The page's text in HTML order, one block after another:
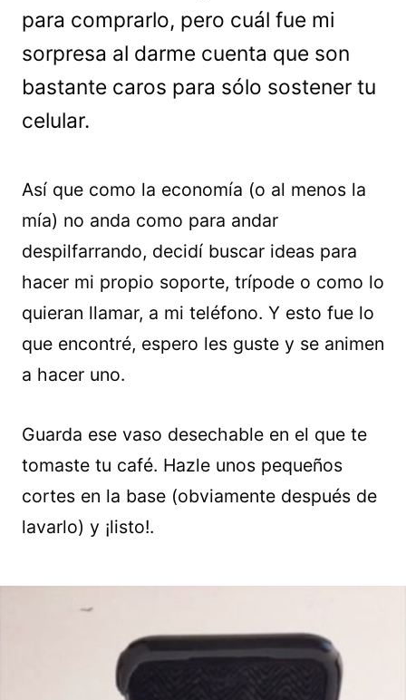
para comprarlo, pero cuál fue mi
sorpresa al darme cuenta que son
bastante caros para sólo sostener tu
celular.
Así que como la economía (o al menos la
mía) no anda como para andar
despilfarrando, decidí buscar ideas para
hacer mi propio soporte, trípode o como lo
quieran llamar, a mi teléfono. Y esto fue lo
que encontré, espero les guste y se animen
a hacer uno.
Guarda ese vaso desechable en el que te
tomaste tu café. Hazle unos pequeños
cortes en la base (obviamente después de
lavarlo) y ¡listo!.